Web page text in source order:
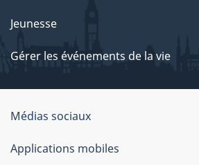
Jeunesse
Gérer les événements de la vie
Organisation
du
Médias sociaux
Applications mobiles